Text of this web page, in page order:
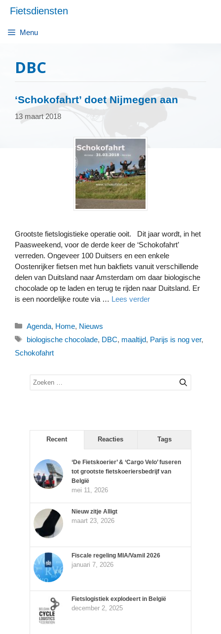
naar
inhoud
Fietsdiensten
Menu
DBC
‘Schokofahrt’ doet Nijmegen aan
13 maart 2018
Grootste fietslogistieke operatie ooit. Dit jaar wordt, in het
Paasweekend, voor de derde keer de ‘Schokofahrt’
verreden. Ongeveer 100 Duitsers en een enkele
Oostenrijker fietsen met hun bakfiets vanuit verschillende
delen van Duitsland naar Amsterdam om daar biologische
chocolade op te laden en terug te rijden naar Duitsland. Er
is een noordelijke route via … Lees verder
Categorieën
Agenda, Home, Nieuws
Tags
biologische chocolade, DBC, maaltijd, Parijs is nog ver,
Schokofahrt
Zoek
Recent Reacties Tags
‘De Fietskoerier’ & ‘Cargo Velo’ fuseren
tot grootste fietskoeriersbedrijf van
België
mei 11, 2026
Nieuw zitje Alligt
maart 23, 2026
Fiscale regeling MIA/Vamil 2026
januari 7, 2026
Fietslogistiek explodeert in België
december 2, 2025